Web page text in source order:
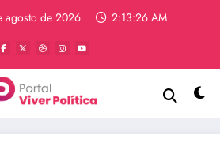
agosto de 2026 2:13:27 AM